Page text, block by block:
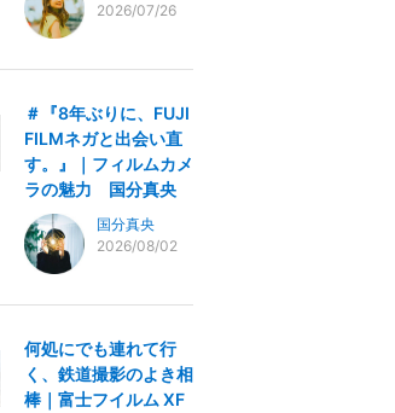
2026/07/26
＃『8年ぶりに、FUJI
FILMネガと出会い直
す。』｜フィルムカメ
ラの魅力 国分真央
国分真央
2026/08/02
何処にでも連れて行
く、鉄道撮影のよき相
棒｜富士フイルム XF